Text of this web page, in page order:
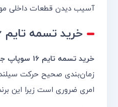
آسیب دیدن قطعات داخلی
خرید تسمه تایم 16 سوپاپ جیپ صحرا
خرید تسمه تایم 16 سوپاپ جیپ صحرا
زمان‌بندی صحیح حرکت
امری ضروری است زیرا این